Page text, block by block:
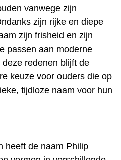
vanwege zijn
zijn rijke en diepe
zijn frisheid en zijn
passen aan moderne
redenen blijft de
keuze voor ouders die op
tijdloze naam voor hun
heeft de naam Philip